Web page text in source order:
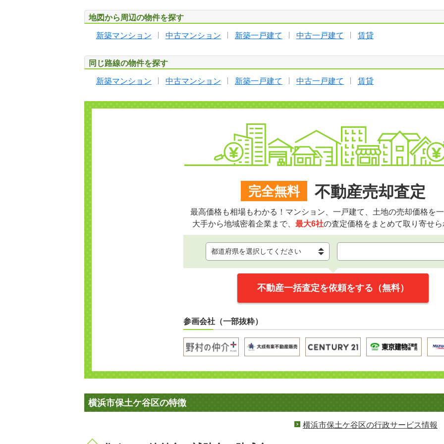
地図から周辺の物件を探す
新築マンション 中古マンション 新築一戸建て 中古一戸建て 賃貸
同じ路線の物件を探す
新築マンション 中古マンション 新築一戸建て 中古一戸建て 賃貸
完全無料 不動産売却査定
最高価格も相場もわかる！マンション、一戸建て、土地の売却価格を
大手から地域密着企業まで、 最大6社の査定価格をまとめて取り寄せ
不動産一括査定を依頼をする（無料）
参画会社（一部抜粋）
横浜市保土ケ谷区の特徴
横浜市保土ケ谷区の行政サービス情報